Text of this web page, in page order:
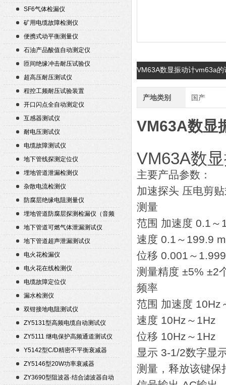
SF6气体检漏仪
矿用电缆故障检测仪
便携式动平衡测量仪
石油产品酸值自动测定仪
匝间绝缘冲击耐压试验仪
超高压耐压测试仪
程控工频耐压试验装置
开口闪点全自动测定仪
互感器测试仪
耐电压测试仪
电缆故障测试仪
地下管线探测定位仪
埋地管道泄漏检测仪
杂散电流检测仪
防腐层绝缘电阻测量仪
埋地管道防腐层探测检漏仪（音频
检漏仪）
地下管道可燃气体泄漏测试仪
地下管道超声泄漏测试仪
电火花检漏仪
电火花在线检测仪
电缆故障定位仪
漏水检测仪
双钳接地电阻测试仪
ZY5131型高频电缆自动测试仪
ZY5111 继电保护高频通道测试仪
Y5142型C/D精密不平衡衰减器
（50Ω）
ZY5146型20W功率衰减器
ZY3690型阻波器·结合滤波器自动
VM63A数显振动计vm63a的
产地类别 国产
VM63A数显
VM63A数
主要产品参数：
加速探头 压电剪
测量
范围 加速度 0.1
速度 0.1～199.9
位移 0.001～
测量精度 ±5% ±2
频率
范围 加速度
速度 10Hz～1Hz
位移 10Hz～1Hz
显示 3-1/2数字显
测量，释放该键